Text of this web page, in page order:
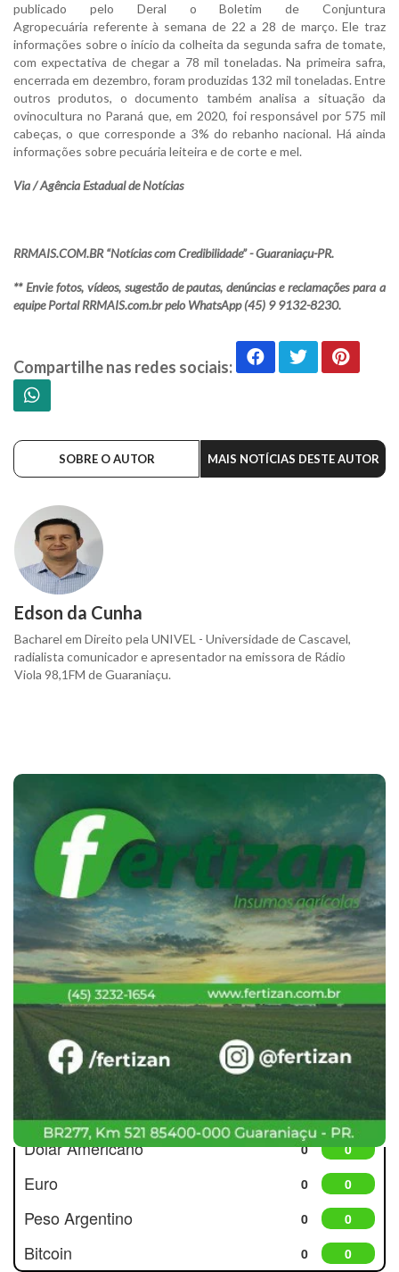
publicado pelo Deral o Boletim de Conjuntura
Agropecuária referente à semana de 22 a 28 de março. Ele traz
informações sobre o início da colheita da segunda safra de tomate,
com expectativa de chegar a 78 mil toneladas. Na primeira safra,
encerrada em dezembro, foram produzidas 132 mil toneladas. Entre
outros produtos, o documento também analisa a situação da
ovinocultura no Paraná que, em 2020, foi responsável por 575 mil
cabeças, o que corresponde a 3% do rebanho nacional. Há ainda
informações sobre pecuária leiteira e de corte e mel.
Via / Agência Estadual de Notícias
RRMAIS.COM.BR “Notícias com Credibilidade” - Guaraniaçu-PR.
** Envie fotos, vídeos, sugestão de pautas, denúncias e reclamações para a
equipe Portal RRMAIS.com.br pelo WhatsApp (45) 9 9132-8230.
Compartilhe nas redes sociais:
SOBRE O AUTOR MAIS NOTÍCIAS DESTE AUTOR
Edson da Cunha
Bacharel em Direito pela UNIVEL - Universidade de Cascavel,
radialista comunicador e apresentador na emissora de Rádio
Viola 98,1FM de Guaraniaçu.
Cotações
Dólar Americano 0 0
Euro 0 0
Peso Argentino 0 0
Bitcoin 0 0